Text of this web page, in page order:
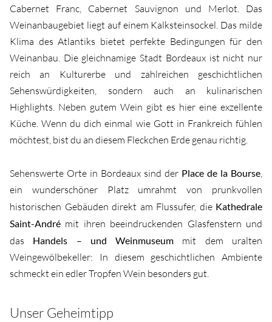
Cabernet Franc, Cabernet Sauvignon und Merlot. Das
Weinanbaugebiet liegt auf einem Kalksteinsockel. Das milde
Klima des Atlantiks bietet perfekte Bedingungen für den
Weinanbau. Die gleichnamige Stadt Bordeaux ist nicht nur
reich an Kulturerbe und zahlreichen geschichtlichen
Sehenswürdigkeiten, sondern auch an kulinarischen
Highlights. Neben gutem Wein gibt es hier eine exzellente
Küche. Wenn du dich einmal wie Gott in Frankreich fühlen
möchtest, bist du an diesem Fleckchen Erde genau richtig.
Sehenswerte Orte in Bordeaux sind der Place de la Bourse,
ein wunderschöner Platz umrahmt von prunkvollen
historischen Gebäuden direkt am Flussufer, die Kathedrale
Saint-André mit ihren beeindruckenden Glasfenstern und
das Handels – und Weinmuseum mit dem uralten
Weingewölbekeller: In diesem geschichtlichen Ambiente
schmeckt ein edler Tropfen Wein besonders gut.
Unser Geheimtipp